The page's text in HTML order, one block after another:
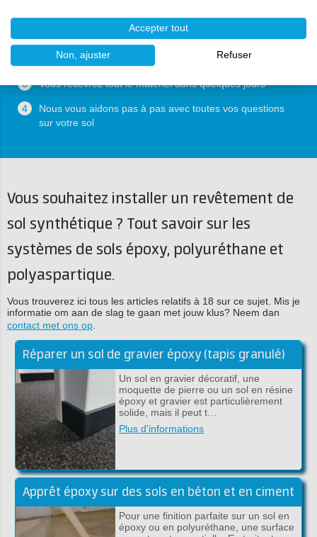
1 Nous recevons votre demande
2
Nous élaborons un plan personnalisé et en discutons
avec vous
3 Vous recevrez tout le matériel dans quelques jours
4
Nous vous aidons pas à pas avec toutes vos questions
sur votre sol
Vous souhaitez installer un revêtement de
sol synthétique ? Tout savoir sur les
systèmes de sols époxy, polyuréthane et
polyaspartique.
Vous trouverez ici tous les articles relatifs à 18 sur ce sujet. Mis je
informatie om aan de slag te gaan met jouw klus? Neem dan
contact met ons op
Réparer un sol de gravier époxy (tapis granulé)
Un sol en gravier décoratif, une
moquette de pierre ou un sol en résine
époxy et gravier est particulièrement
solide, mais il peut t…
Plus d'informations
Apprêt époxy sur des sols en béton et en ciment
Pour une finition parfaite sur un sol en
époxy ou en polyuréthane, une surface
Accepter tout
Non, ajuster Refuser